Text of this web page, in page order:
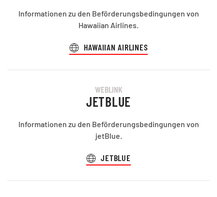
Informationen zu den Beförderungsbedingungen von
Hawaiian Airlines.
HAWAIIAN AIRLINES
WEBLINK
JETBLUE
Informationen zu den Beförderungsbedingungen von
jetBlue.
JETBLUE